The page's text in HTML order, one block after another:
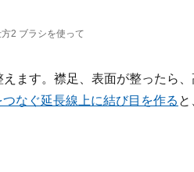
2 ブラシを使って
ます。襟足、表面が整ったら
なぐ延長線上に結び目を作る